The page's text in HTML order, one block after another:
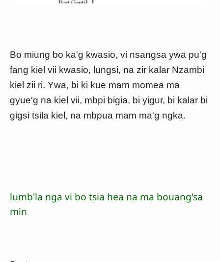
Bo miung bo ka'g kwasio, vi nsangsa ywa pu'g
fang kiel vii kwasio, lungsi, na zir kalar Nzambi
kiel zii ri. Ywa, bi ki kue mam momea ma
gyue'g na kiel vii, mbpi bigia, bi yigur, bi kalar bi
gigsi tsila kiel, na mbpua mam ma'g ngka.
lumb'la nga vi bo tsia hea na ma bouang'sa
min